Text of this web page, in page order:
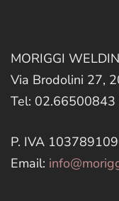
MORIGGI
Via Brodolini 27,
Tel:
P. IVA
Email: